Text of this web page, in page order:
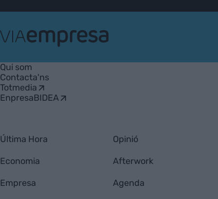
Empresa
Qui som
Contacta'ns
Totmedia
EnpresaBIDEA
Última Hora
Economia
Empresa
Opinió
Afterwork
Agenda